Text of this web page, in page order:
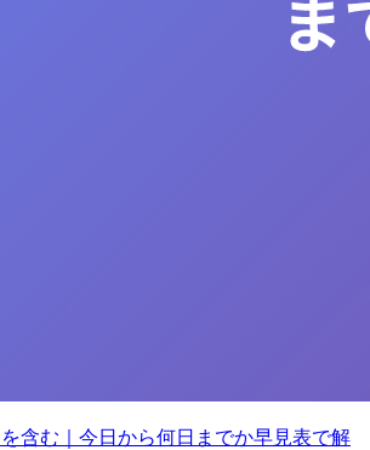
含む｜今日から何日までか早見表で解